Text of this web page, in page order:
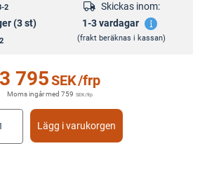
2
(3 st)
Skickas inom:
1-3 vardagar
(frakt beräknas i kassan)
3 795SEK/frp
Moms ingår med 759 SEK/frp
Lägg i varukorgen